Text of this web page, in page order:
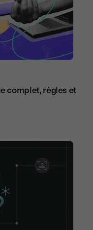
complet, règles et